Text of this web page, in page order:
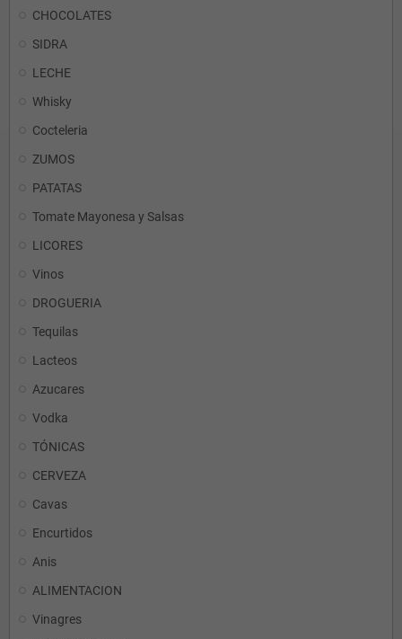
CHOCOLATES
SIDRA
LECHE
Whisky
Cocteleria
ZUMOS
PATATAS
Tomate Mayonesa y Salsas
LICORES
Vinos
DROGUERIA
Tequilas
Lacteos
Azucares
Vodka
TÓNICAS
CERVEZA
Cavas
Encurtidos
Anis
ALIMENTACION
Vinagres